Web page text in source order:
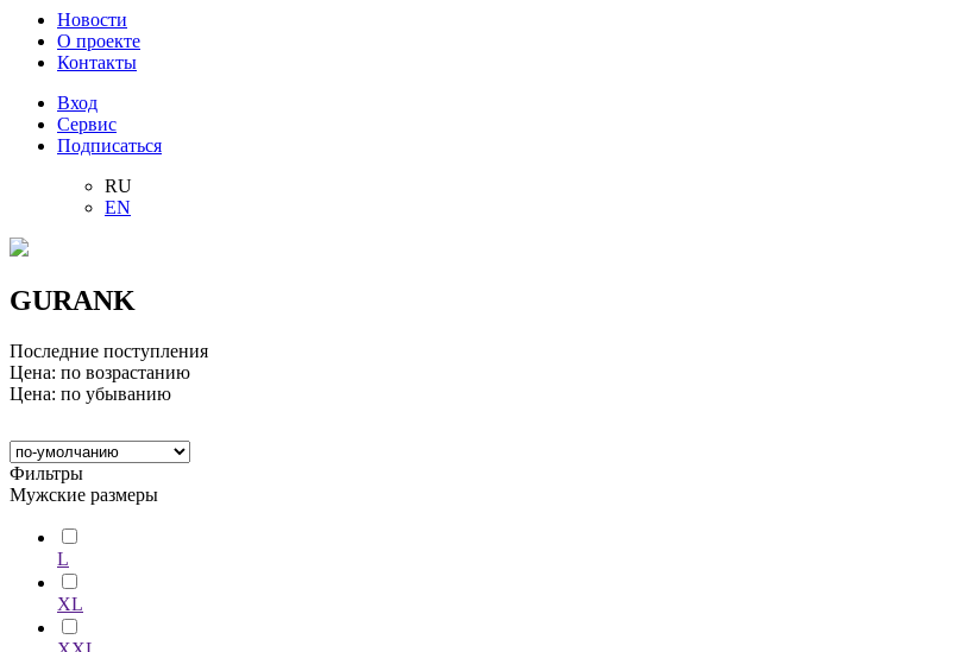
Новости
О проекте
Контакты
Вход
Сервис
Подписаться
RU
EN
GURANK
Последние поступления
Цена: по возрастанию
Цена: по убыванию
Фильтры
Мужские размеры
L
XL